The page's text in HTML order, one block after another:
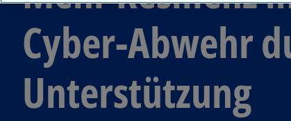
Cyber-Abwehr
Unterstützung